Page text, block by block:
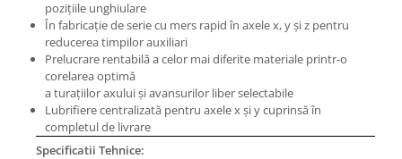
bandă
Standuri pentru mașini de găurit și
frezat
Standuri pentru mașini de șlefuit
Standuri pentru strunguri metal
Unelte striere
poziţiile unghiulare
În fabricaţie de serie cu mers rapid în axele x, y şi z pentru
reducerea timpilor auxiliari
Prelucrare rentabilă a celor mai diferite materiale printr-o
corelarea optimă
a turaţiilor axului şi avansurilor liber selectabile
Lubrifiere centralizată pentru axele x şi y cuprinsă în
completul de livrare
Specificatii Tehnice: